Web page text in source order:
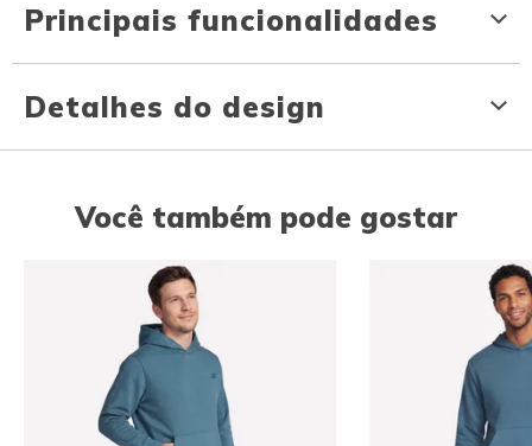
Principais funcionalidades
Detalhes do design
Você também pode gostar